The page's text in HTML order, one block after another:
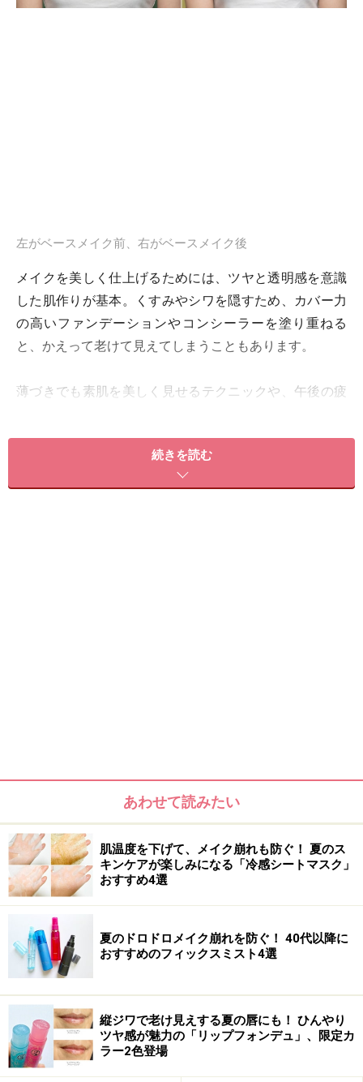
左がベースメイク前、右がベースメイク後
メイクを美しく仕上げるためには、ツヤと透明感を意識
した肌作りが基本。くすみやシワを隠すため、カバー力
の高いファンデーションやコンシーラーを塗り重ねる
と、かえって老けて見えてしまうこともあります。
薄づきでも素肌を美しく見せるテクニックや、午後の疲
メイク前の保湿は必須！ ベースメイク前のひと手間を
ファンデだけで隠せないシミやクマのカバーはどうす
る？
夕方になると目立つほうれい線や目元の小ジワをお直
し！
-5歳を叶える若見えベースメイクの完成！
使用コスメ
メイク前の保湿は必須！ ベースメイク前の
ひと手間を
続きを読む
あわせて読みたい
肌温度を下げて、メイク崩れも防ぐ！ 夏のス
キンケアが楽しみになる「冷感シートマスク」
おすすめ4選
夏のドロドロメイク崩れを防ぐ！ 40代以降に
おすすめのフィックスミスト4選
縦ジワで老け見えする夏の唇にも！ ひんやり
ツヤ感が魅力の「リップフォンデュ」、限定カ
ラー2色登場